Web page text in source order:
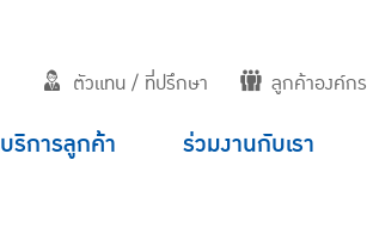
ตัวแทน / ที่ปรึกษา ลูกค้าองค์กร
บริการลูกค้า ร่วมงานกับเรา